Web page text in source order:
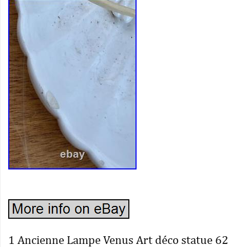
1 Ancienne Lampe Venus Art déco statue